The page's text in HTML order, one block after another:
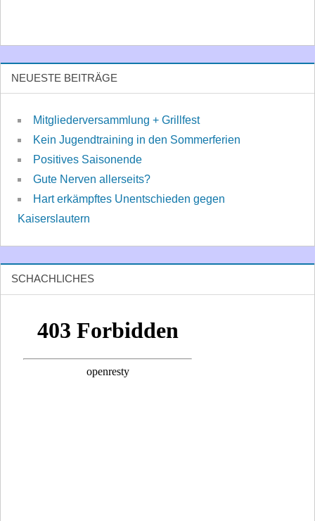
NEUESTE BEITRÄGE
Mitgliederversammlung + Grillfest
Kein Jugendtraining in den Sommerferien
Positives Saisonende
Gute Nerven allerseits?
Hart erkämpftes Unentschieden gegen
Kaiserslautern
SCHACHLICHES